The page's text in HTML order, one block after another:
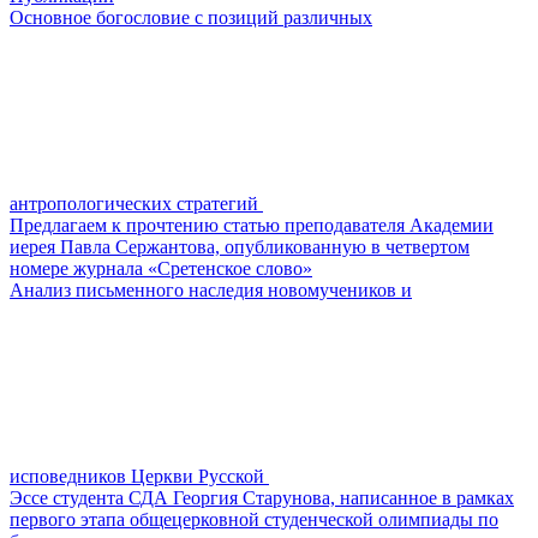
Основное богословие с позиций различных
антропологических стратегий
Предлагаем к прочтению статью преподавателя Академии
иерея Павла Сержантова, опубликованную в четвертом
номере журнала «Сретенское слово»
Анализ письменного наследия новомучеников и
исповедников Церкви Русской
Эссе студента СДА Георгия Старунова, написанное в рамках
первого этапа общецерковной студенческой олимпиады по